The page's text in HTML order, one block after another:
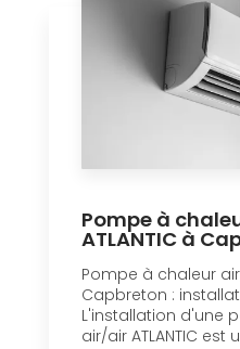
Pompe à
ATLANTIC à
Pompe à chaleur
Capbreton :
L'installation d'une
air/air ATLANTIC est